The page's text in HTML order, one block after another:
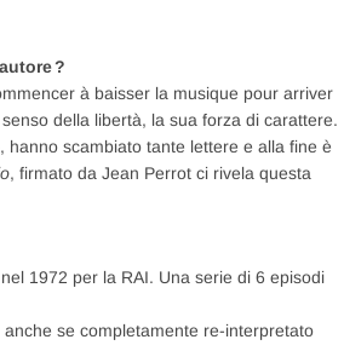
?
à baisser la musique pour arriver
della libertà, la sua forza di carattere.
hanno scambiato tante lettere e alla fine è
, firmato da Jean Perrot ci rivela questa
1972 per la RAI. Una serie di 6 episodi
se completamente re-interpretato